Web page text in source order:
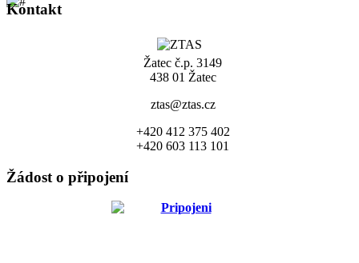
Kontakt
Žatec č.p. 3149
438 01 Žatec
ztas@ztas.cz
+420 412 375 402
+420 603 113 101
Žádost o připojení